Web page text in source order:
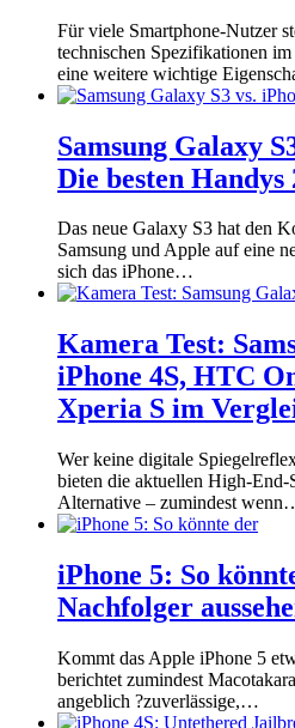
Für viele Smartphone-Nutzer
technischen Spezifikationen
eine weitere wichtige
Samsung Galaxy
Die besten
Das neue Galaxy S3 hat den
Samsung und Apple auf eine
sich das iPhone…
Kamera Test:
iPhone 4S, HTC
Xperia S im
Wer keine digitale
bieten die aktuellen High-End-
Alternative – zumindest
iPhone 5: So
Nachfolger
Kommt das Apple iPhone 5
berichtet zumindest
angeblich ?zuverlässige,…